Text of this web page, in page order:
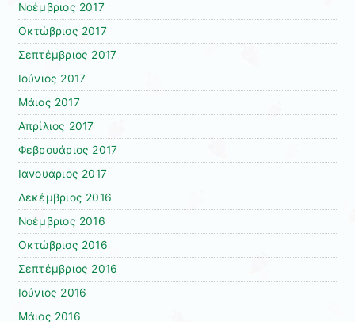
Νοέμβριος 2017
Οκτώβριος 2017
Σεπτέμβριος 2017
Ιούνιος 2017
Μάιος 2017
Απρίλιος 2017
Φεβρουάριος 2017
Ιανουάριος 2017
Δεκέμβριος 2016
Νοέμβριος 2016
Οκτώβριος 2016
Σεπτέμβριος 2016
Ιούνιος 2016
Μάιος 2016